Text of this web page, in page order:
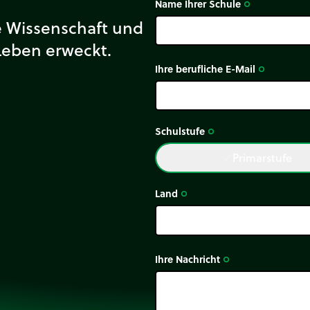
und
erweckt.
Name Ihrer Schule trip_origin
Ihre berufliche E-Mail trip_origin
Schulstufe trip_origin
Land trip_origin
Ihre Nachricht trip_origin